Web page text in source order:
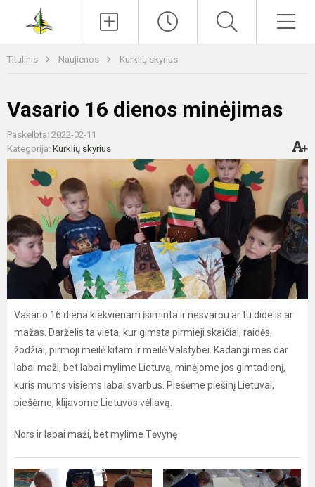
Titulinis Naujienos Kurklių skyrius
Vasario 16 dienos minėjimas
Paskelbta: 2022-02-11
Kategorija: Kurklių skyrius
Vasario 16 diena kiekvienam įsiminta ir nesvarbu ar tu didelis ar
mažas. Darželis ta vieta, kur gimsta pirmieji skaičiai, raidės,
žodžiai, pirmoji meilė kitam ir meilė Valstybei. Kadangi mes dar
labai maži, bet labai mylime Lietuvą, minėjome jos gimtadienį,
kuris mums visiems labai svarbus. Piešėme piešinį Lietuvai,
piešėme, klijavome Lietuvos vėliavą.
Nors ir labai maži, bet mylime Tėvynę